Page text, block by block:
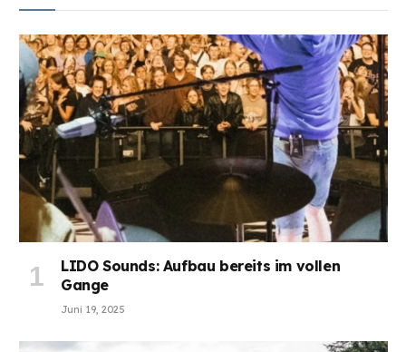
LIDO Sounds: Aufbau bereits im vollen
Gange
Juni 19, 2025